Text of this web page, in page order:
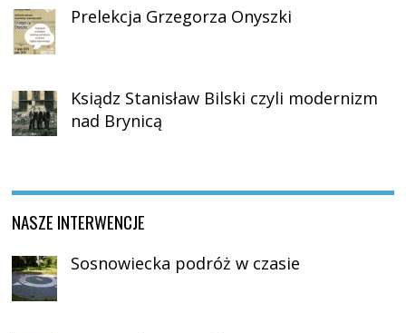
Prelekcja Grzegorza Onyszki
Ksiądz Stanisław Bilski czyli modernizm
nad Brynicą
NASZE INTERWENCJE
Sosnowiecka podróż w czasie